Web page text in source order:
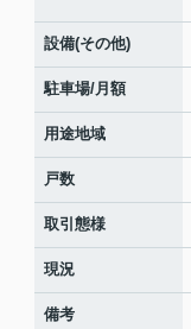
設備(その他)
駐車場/月額
用途地域
戸数
取引態様
現況
備考